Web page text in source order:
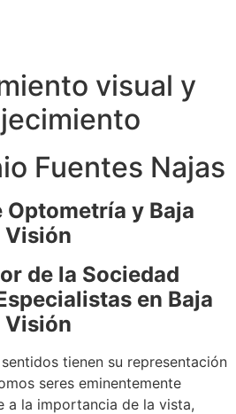
visual y
Fuentes Najas
Optometría y Baja
Visión
de la Sociedad
en Baja
Visión
tienen su representación
seres eminentemente
a la importancia de la vista,